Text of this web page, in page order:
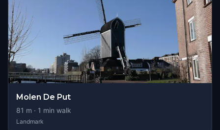
Molen De Put
81 m · 1 min walk
Landmark